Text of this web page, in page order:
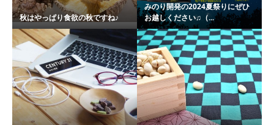
秋はやっぱり食欲の秋ですね♪
みのり開発の2024夏祭りにぜひ
お越しください♫（...